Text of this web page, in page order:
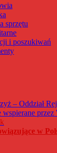
sprzętu
i poszukiwań
– Oddział
przez
w